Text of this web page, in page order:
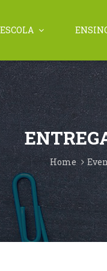
ESCOLA
Home